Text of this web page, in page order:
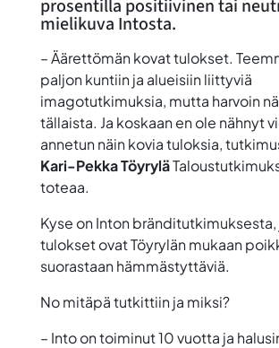
prosentilla positiivinen tai
mielikuva Intosta.
– Äärettömän kovat tulokset.
paljon kuntiin ja alueisiin liittyviä
imagotutkimuksia, mutta harvoin
tällaista. Ja koskaan en ole nähnyt
annetun näin kovia tuloksia,
Kari-Pekka Töyrylä
toteaa.
Kyse on Inton bränditutkimuksesta,
tulokset ovat Töyrylän mukaan
suorastaan hämmästyttäviä.
No mitäpä tutkittiin ja miksi?
– Into on toiminut 10 vuotta ja